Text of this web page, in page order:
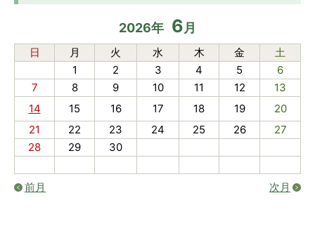
2026年 6月
日 月 火 水 木 金
土
1
2 3 4 5
6
7
8 9 10 11 12
13
14
15 16 17 18 19
20
21
22 23 24 25 26
27
28
29 30
前月 次月